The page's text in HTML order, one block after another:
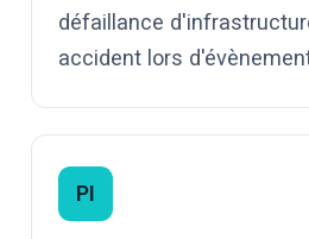
défaillance
accident lors
PI